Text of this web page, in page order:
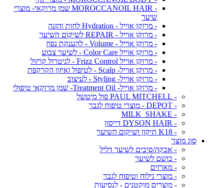
- MOROCCANOIL HAIR שמן מרוקאי- מוצרי
שיער
- מרוקן אוייל - Hydration לחות והזנה
- מרוקן אוייל - REPAIR לשיקום השיער
- מרוקן אוייל - Volume - להענקת נפח
- מרוקן אוייל Color Care - לשיער צבוע
- מרוקן אוייל Frizz Control - לניטרול קרזול
- מרוקן אוייל- Scalp - לטיפול ואיזון הקרקפת
- מרוקן אוייל- Styling - לעיצוב
- מרוקן אוייל- Treatment Oil- שמן מרוקאי טיפולי
- PAUL MITCHELL פול מיטשל
- DEPOT - מוצרי טיפוח לגבר
- MILK_SHAKE
- DYSON HAIR דייסון
- K18 תיקון ושיקום השיער
סוג מוצר
- אבקה/סיבים לשיער דליל
- בושם לשיער
- מארזים
- מוצרי גילוח וטיפוח לגבר
- מוצרים מוקטנים - לנסיעות